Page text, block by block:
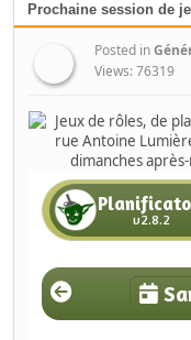
Prochaine session de
Posted in
Views: 76319